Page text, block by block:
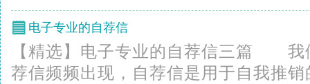
电子专业的自荐信
【精选】电子专业的自荐信三篇 我
荐信频频出现，自荐信是用于自我推